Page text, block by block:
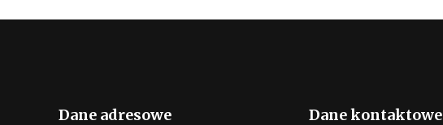
Dane adresowe Dane kontaktowe